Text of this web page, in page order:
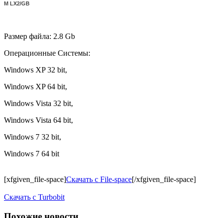
M LX2/GB
Размер файла: 2.8 Gb
Операционные Системы:
Windows XP 32 bit,
Windows XP 64 bit,
Windows Vista 32 bit,
Windows Vista 64 bit,
Windows 7 32 bit,
Windows 7 64 bit
[xfgiven_file-space]Скачать с File-space[/xfgiven_file-space]
Скачать c Turbobit